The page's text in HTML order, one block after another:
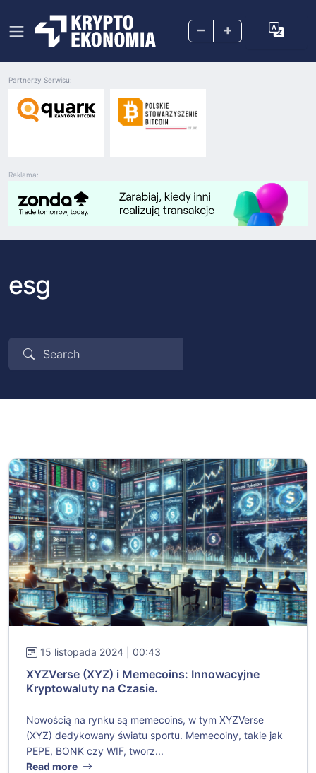
– +
Reklama:
Partnerzy Serwisu:
esg
15 listopada 2024 | 00:43
XYZVerse (XYZ) i Memecoins: Innowacyjne
Kryptowaluty na Czasie.
Nowością na rynku są memecoins, w tym XYZVerse
(XYZ) dedykowany światu sportu. Memecoiny, takie jak
PEPE, BONK czy WIF, tworz...
Read more